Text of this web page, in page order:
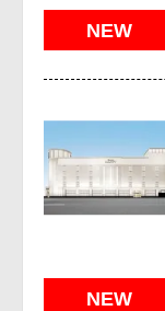
NEW
NEW